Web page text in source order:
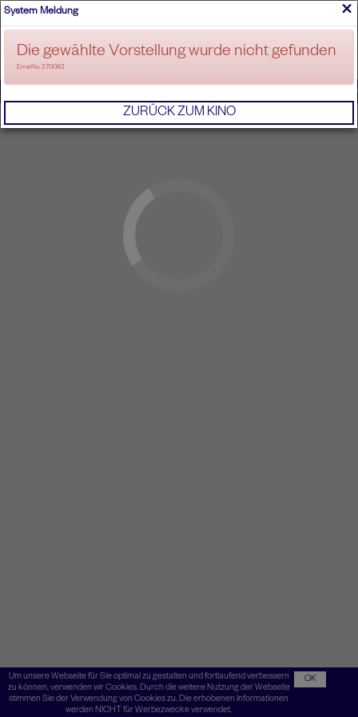
ANMELDEN
Um unsere Webseite für Sie optimal zu gestalten und fortlaufend verbessern
zu können, verwenden wir Cookies. Durch die weitere Nutzung der Webseite
stimmen Sie der Verwendung von Cookies zu. Die erhobenen Informationen
werden NICHT für Werbezwecke verwendet.
OK
×
System Meldung
Die gewählte Vorstellung wurde nicht gefunden
ErrorNo. 270083
ZURÜCK ZUM KINO